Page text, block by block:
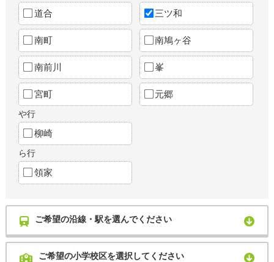
道合 三ツ和
南町 南鳩ヶ谷
南前川 峯
宮町 元郷
や行
柳崎
ら行
領家
ご希望の沿線・駅を選んでください
ご希望の小学校区を選択してください